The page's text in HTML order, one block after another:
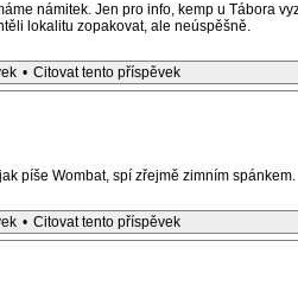
námitek. Jen pro info, kemp u Tábora
lokalitu zopakovat, ale neúspěšně.
• Citovat tento příspěvek
píše Wombat, spí zřejmě zimním spánkem.
• Citovat tento příspěvek